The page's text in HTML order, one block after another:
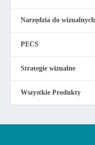
Narzędzia do
PECS
Strategie wizualne
Wszystkie Produkty